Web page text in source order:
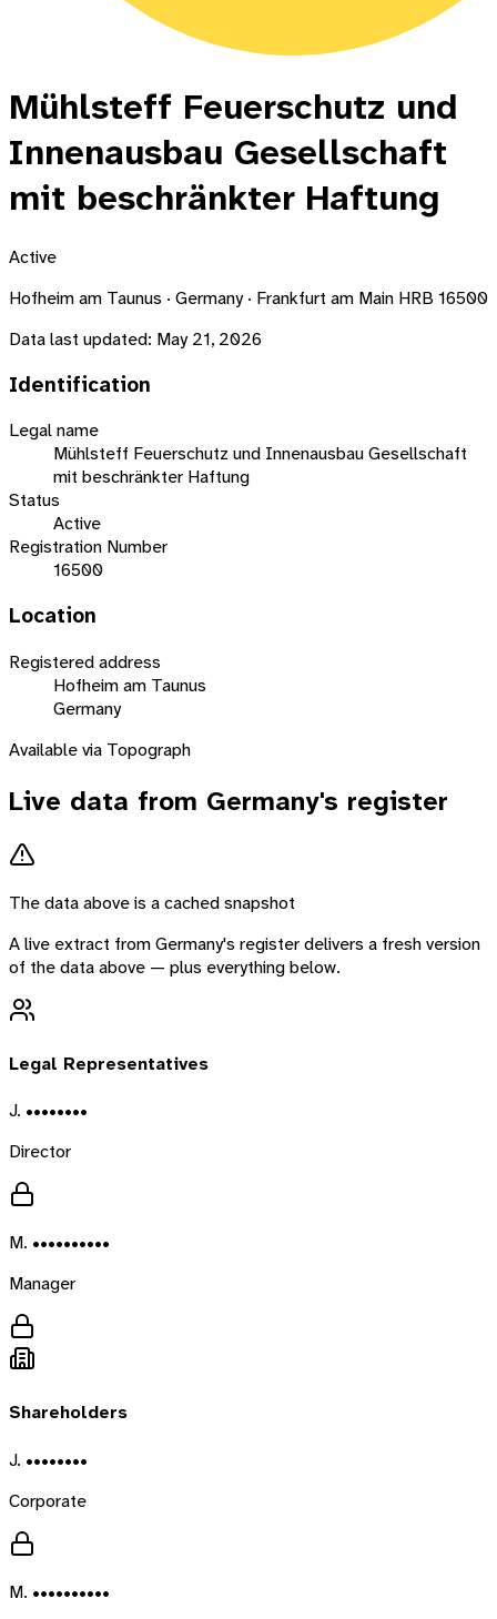
Mühlsteff Feuerschutz und
Innenausbau Gesellschaft
mit beschränkter Haftung
Active
Hofheim am Taunus · Germany · Frankfurt am Main HRB 16500
Data last updated: May 21, 2026
Identification
Legal name
Mühlsteff Feuerschutz und Innenausbau Gesellschaft
mit beschränkter Haftung
Status
Active
Registration Number
16500
Location
Registered address
Hofheim am Taunus
Germany
Available via Topograph
Live data from Germany's register
The data above is a cached snapshot
A live extract fromGermany's register delivers a fresh version
of the data above — plus everything below.
Legal Representatives
J. ••••••••
Director
M. ••••••••••
Manager
Shareholders
J. ••••••••
Corporate
M. ••••••••••